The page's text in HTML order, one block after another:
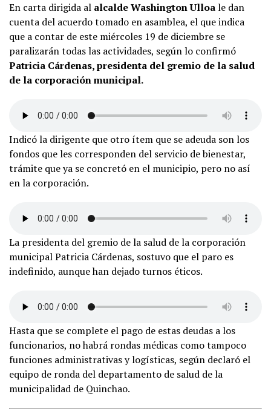
En carta dirigida al alcalde Washington Ulloale dan
cuenta del acuerdo tomado en asamblea, el que indica
que a contar de este miércoles 19 de diciembre se
paralizarán todas las actividades, según lo confirmó
Patricia Cárdenas, presidenta del gremio de la salud
de la corporación municipal.
Indicó la dirigente que otro ítem que se adeuda son los
fondos que les corresponden del servicio de bienestar,
trámite que ya se concretó en el municipio, pero no así
en la corporación.
La presidenta del gremio de la salud de la corporación
municipal Patricia Cárdenas, sostuvo que el paro es
indefinido, aunque han dejado turnos éticos.
Hasta que se complete el pago de estas deudas a los
funcionarios, no habrá rondas médicas como tampoco
funciones administrativas y logísticas, según declaró el
equipo de ronda del departamento de salud de la
municipalidad de Quinchao.